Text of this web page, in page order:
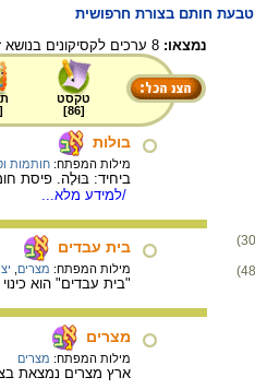
טבעת חותם בצורת חרפושית
נמצאו:
טקסט
[
86
]
בולות
מילות המפתח: חותמות
ביחיד: בּוּלָה. פיסת
/למידע מלא...
בית עבדים
מילות המפתח: מצרים
"בית עבדים" הוא
מצרים
מילות המפתח: מצרים
ארץ מצרים נמצאת